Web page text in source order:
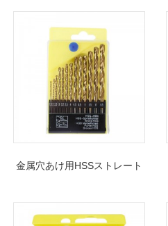
スチック ボックス入り
金属穴あけ用HSSストレート
ト13本